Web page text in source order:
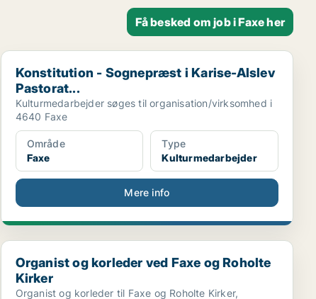
Få besked om job i Faxe her
Konstitution - Sognepræst i Karise-Alslev Pastorat...
Konstitution - Sognepræst i Karise-Alslev
Pastorat...
Kulturmedarbejder søges til organisation/virksomhed i
4640 Faxe
Område
Faxe
Type
Kulturmedarbejder
Mere info
Organist og korleder ved Faxe og Roholte Kirker
Organist og korleder ved Faxe og Roholte
Kirker
Organist og korleder til Faxe og Roholte Kirker,